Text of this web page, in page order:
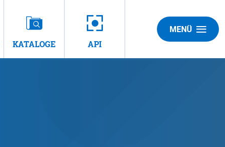
KATALOGE API
MENÜ